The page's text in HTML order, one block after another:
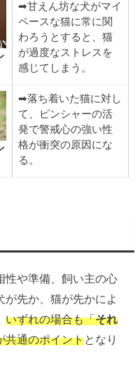
➡甘えん坊な犬がマイ
ペースな猫に常に関
わろうとすると、猫
が過度なストレスを
感じてしまう。
➡落ち着いた猫に対し
て、ピンシャーの活
発で警戒心の強い性
格が衝突の原因にな
る。
性や準備、飼い主の心
先か、猫が先かによ
いずれの場合も「それ
共通のポイントとなり